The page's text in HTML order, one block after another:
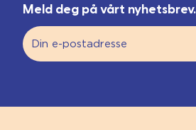
Meld deg på vårt nyhetsbrev.